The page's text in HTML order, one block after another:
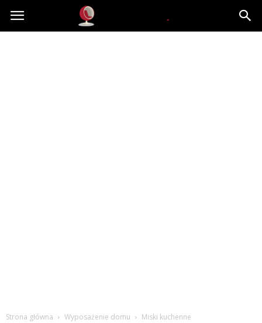
Dekoteria.pl
Strona główna Wyposażenie domu Miski kuchenne